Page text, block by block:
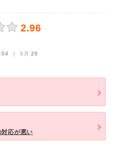
2.96
54 | 6月:29
応が悪い